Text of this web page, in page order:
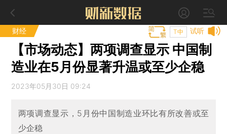
财经 试听
T中
【市场动态】两项调查显示 中国制
造业在5月份显著升温或至少企稳
2023年05月30日 09:24
两项调查显示，5月份中国制造业环比有所改善或至
少企稳